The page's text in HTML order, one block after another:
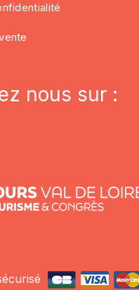
nous sur :